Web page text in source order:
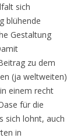
sich
blühende
Gestaltung
zu dem
(ja weltweiten)
einem recht
für die
sich lohnt, auch
in